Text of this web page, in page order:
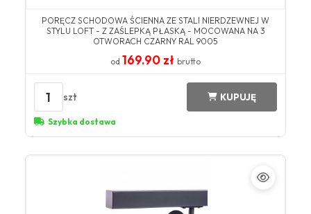
PORĘCZ SCHODOWA ŚCIENNA ZE STALI NIERDZEWNEJ W
STYLU LOFT - Z ZAŚLEPKĄ PŁASKĄ - MOCOWANA NA 3
OTWORACH CZARNY RAL 9005
od 169.90 zł brutto
1 szt KUPUJĘ
Szybka dostawa